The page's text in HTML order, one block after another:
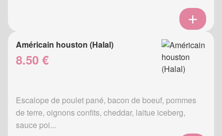
Américain houston (Halal)
8.50 €
Escalope de poulet pané, bacon de boeuf, pommes
de terre, oignons confits, cheddar, laitue iceberg,
sauce poi...